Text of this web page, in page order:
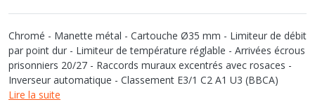
RÉDUCTEUR DE PRESSION
COMPTEUR ET ACCESSOIRE
FILTRATION
VMC ET VENTILATION
Chromé - Manette métal - Cartouche Ø35 mm - Limiteur de débit
par point dur - Limiteur de température réglable - Arrivées écrous
prisonniers 20/27 - Raccords muraux excentrés avec rosaces -
Inverseur automatique - Classement E3/1 C2 A1 U3 (BBCA)
Lire la suite